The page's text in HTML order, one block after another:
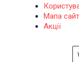
Мапа
Акції